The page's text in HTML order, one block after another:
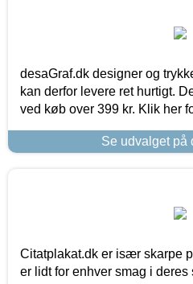
desaGraf.dk designer og
kan derfor levere ret hurtigt.
ved køb over 399 kr. Klik her
Se udvalget på
Citatplakat.dk er især skarpe
er lidt for enhver smag i